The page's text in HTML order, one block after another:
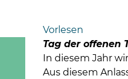
Vorlesen
Tag der offenen
In diesem Jahr
Aus diesem